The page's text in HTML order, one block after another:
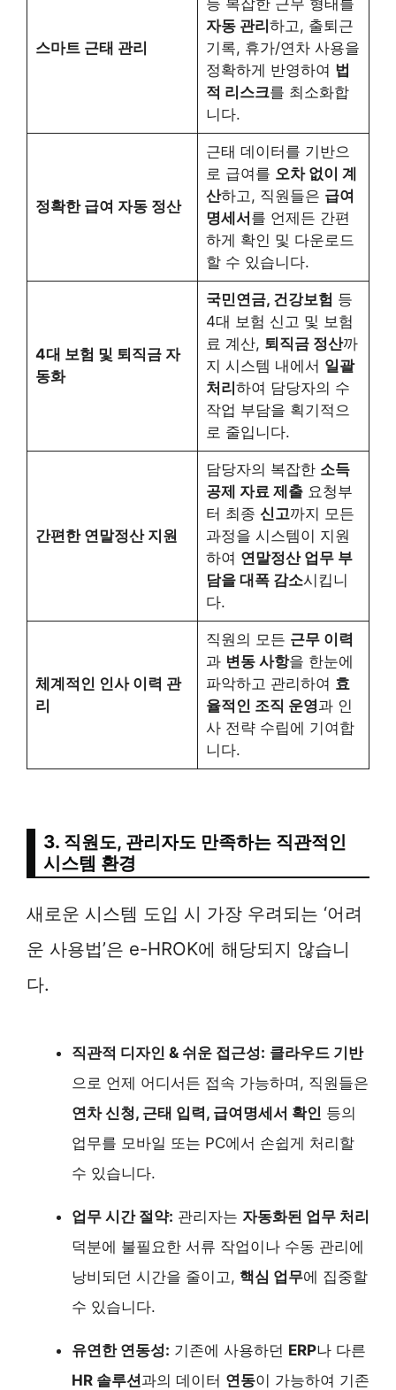
스마트 근태 관리
등 복잡한 근무 형태를
자동 관리 하고, 출퇴근
기록, 휴가/연차 사용을
정확하게 반영하여 법
적 리스크를 최소화합
니다.
정확한 급여 자동 정산
근태 데이터를 기반으
로 급여를 오차 없이 계
산하고, 직원들은 급여
명세서 를 언제든 간편
하게 확인 및 다운로드
할 수 있습니다.
4대 보험 및 퇴직금 자
동화
국민연금, 건강보험 등
4대 보험 신고 및 보험
료 계산, 퇴직금 정산까
지 시스템 내에서 일괄
처리 하여 담당자의 수
작업 부담을 획기적으
로 줄입니다.
간편한 연말정산 지원
담당자의 복잡한 소득
공제 자료 제출요청부
터 최종 신고까지 모든
과정을 시스템이 지원
하여 연말정산 업무 부
담을 대폭 감소시킵니
다.
체계적인 인사 이력 관
리
직원의 모든 근무 이력
과 변동 사항을 한눈에
파악하고 관리하여 효
율적인 조직 운영과 인
사 전략 수립에 기여합
니다.
3. 직원도, 관리자도 만족하는 직관적인
시스템 환경
새로운 시스템 도입 시 가장 우려되는 ‘어려
운 사용법’은 e-HROK에 해당되지 않습니
다.
직관적 디자인 & 쉬운 접근성: 클라우드 기반
으로 언제 어디서든 접속 가능하며, 직원들은
연차 신청, 근태 입력, 급여명세서 확인 등의
업무를 모바일 또는 PC에서 손쉽게 처리할
수 있습니다.
업무 시간 절약: 관리자는 자동화된 업무 처리
덕분에 불필요한 서류 작업이나 수동 관리에
낭비되던 시간을 줄이고, 핵심 업무에 집중할
수 있습니다.
유연한 연동성: 기존에 사용하던 ERP나 다른
HR 솔루션과의 데이터 연동이 가능하여 기존